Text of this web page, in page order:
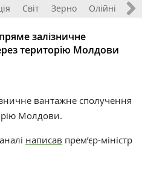
Світ Зерно Олійні
залізничне
територію Молдови
вантажне сполучення
Молдови.
написав прем’єр-міністр